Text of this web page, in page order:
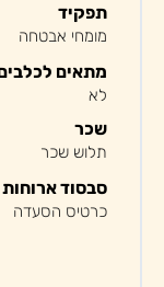
תפקיד
מומחי אבטחה
מתאים
לא
שכר
תלוש שכר
סבסוד ארוחות
כרטיס הסעדה